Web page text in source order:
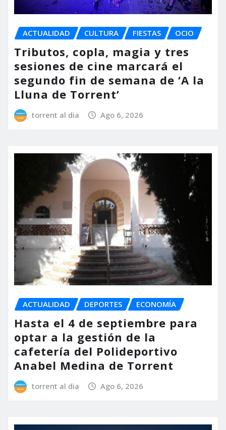
ACTUALIDAD CULTURA FIESTAS OCIO
Tributos, copla, magia y tres
sesiones de cine marcará el
segundo fin de semana de ‘A la
Lluna de Torrent’
torrent al dia Ago 6, 2026
ACTUALIDAD DEPORTES ECONOMÍA
Hasta el 4 de septiembre para
optar a la gestión de la
cafetería del Polideportivo
Anabel Medina de Torrent
torrent al dia Ago 6, 2026